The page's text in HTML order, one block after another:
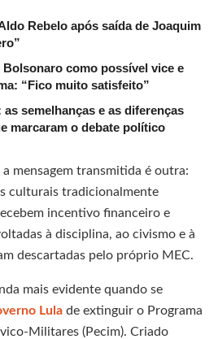
Rebelo após saída de Joaquim
Bolsonaro como possível vice e
“Fico muito satisfeito”
semelhanças e as diferenças
marcaram o debate político
mensagem transmitida é outra:
culturais tradicionalmente
incentivo financeiro e
à disciplina, ao civismo e à
descartadas pelo próprio MEC.
mais evidente quando se
Lula de extinguir o Programa
Militares (Pecim). Criado